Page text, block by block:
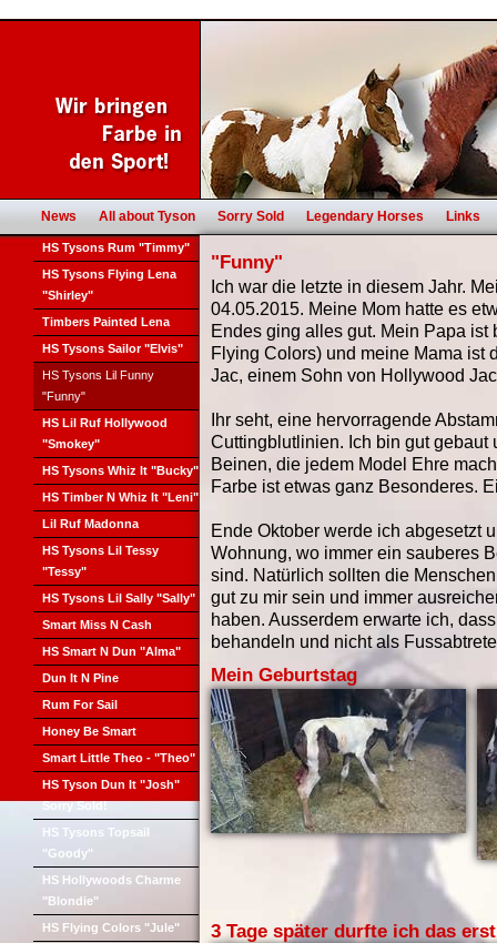
News All about Tyson Sorry Sold Legendary Horses Links
HS Tysons Rum "Timmy"
HS Tysons Flying Lena
"Shirley"
Timbers Painted Lena
HS Tysons Sailor "Elvis"
HS Tysons Lil Funny
"Funny"
HS Lil Ruf Hollywood
"Smokey"
HS Tysons Whiz It "Bucky"
HS Timber N Whiz It "Leni"
Lil Ruf Madonna
HS Tysons Lil Tessy
"Tessy"
HS Tysons Lil Sally "Sally"
Smart Miss N Cash
HS Smart N Dun "Alma"
Dun It N Pine
Rum For Sail
Honey Be Smart
Smart Little Theo - "Theo"
HS Tyson Dun It "Josh"
Sorry Sold!
HS Tysons Topsail
"Goody"
HS Hollywoods Charme
"Blondie"
HS Flying Colors "Jule"
"Funny"
Ich war die letzte in diesem Jahr.
04.05.2015. Meine Mom hatte es
Endes ging alles gut. Mein Papa ist
Flying Colors) und meine Mama ist
Jac, einem Sohn von Hollywood
Ihr seht, eine hervorragende
Cuttingblutlinien. Ich bin gut gebaut
Beinen, die jedem Model Ehre
Farbe ist etwas ganz Besonderes.
Ende Oktober werde ich abgesetzt
Wohnung, wo immer ein sauberes
sind. Natürlich sollten die
gut zu mir sein und immer
haben. Ausserdem erwarte ich,
behandeln und nicht als
Mein Geburtstag
3 Tage später durfte ich das